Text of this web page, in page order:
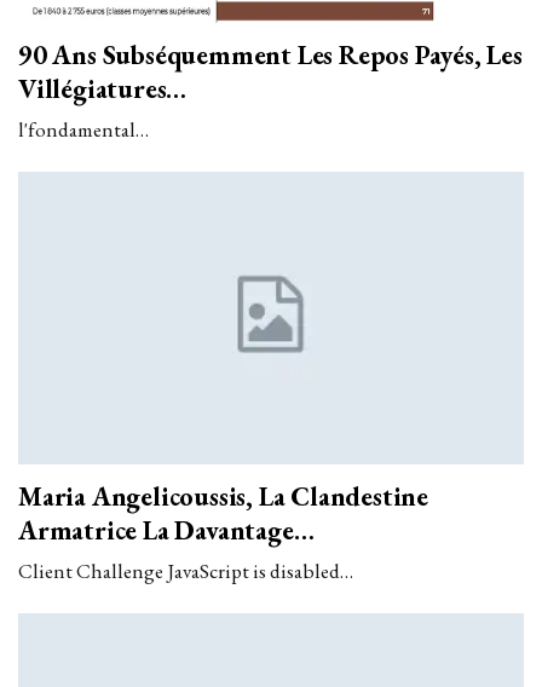
90 Ans Subséquemment Les Repos Payés, Les
Villégiatures…
l'fondamental…
Maria Angelicoussis, La Clandestine
Armatrice La Davantage…
Client Challenge JavaScript is disabled…